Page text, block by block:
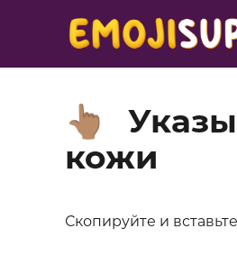
👆🏽
кожи
Скопируйте и